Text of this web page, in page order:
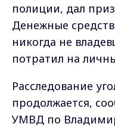
полиции, дал
Денежные
никогда не
потратил на
Расследование
продолжается,
УМВД по